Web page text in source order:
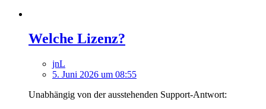
Welche Lizenz?
jnL
5. Juni 2026 um 08:55
Unabhängig von der ausstehenden Support-Antwort: